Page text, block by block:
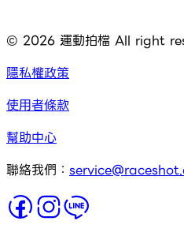
© 2026 運動拍檔 All right
隱私權政策
使用者條款
幫助中心
聯絡我們：